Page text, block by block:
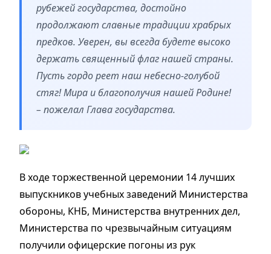
рубежей государства, достойно
продолжают славные традиции храбрых
предков. Уверен, вы всегда будете высоко
держать священный флаг нашей страны.
Пусть гордо реет наш небесно-голубой
стяг! Мира и благополучия нашей Родине!
– пожелал Глава государства.
В ходе торжественной церемонии 14 лучших
выпускников учебных заведений Министерства
обороны, КНБ, Министерства внутренних дел,
Министерства по чрезвычайным ситуациям
получили офицерские погоны из рук